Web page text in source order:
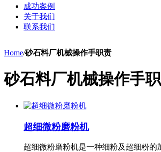
成功案例
关于我们
联系我们
Home/砂石料厂机械操作手职责
砂石料厂机械操作手
超细微粉磨粉机
超细微粉磨粉机是一种细粉及超细粉